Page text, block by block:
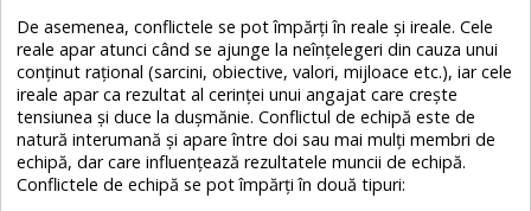
De asemenea, conflictele se pot împărți în reale și ireale. Cele
reale apar atunci când se ajunge la neînțelegeri din cauza unui
conținut rațional (sarcini, obiective, valori, mijloace etc.), iar cele
ireale apar ca rezultat al cerinței unui angajat care crește
tensiunea și duce la dușmănie. Conflictul de echipă este de
natură interumană și apare între doi sau mai mulți membri de
echipă, dar care influențează rezultatele muncii de echipă.
Conflictele de echipă se pot împărți în două tipuri: